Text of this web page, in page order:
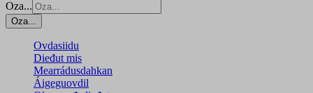
Oza...
Oza...
Ovdasiidu
Dieđut mis
Mearrádusdahkan
Áigeguovdil